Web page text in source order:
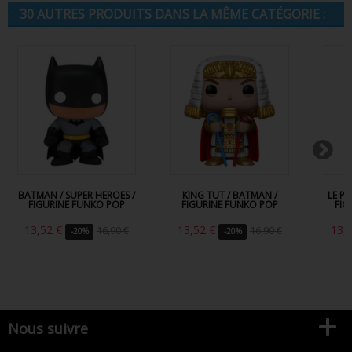
30 AUTRES PRODUITS DANS LA MÊME CATÉGORIE :
BATMAN / SUPER HEROES /
FIGURINE FUNKO POP
13,52 € -20% 16,90 €
KING TUT / BATMAN /
FIGURINE FUNKO POP
13,52 € -20% 16,90 €
LE
Nous suivre